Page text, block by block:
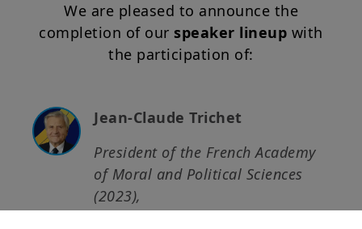
We are pleased to announce the
completion of our speaker lineup with
the participation of:
Jean-Claude Trichet
President of the French Academy
of Moral and Political Sciences
(2023),